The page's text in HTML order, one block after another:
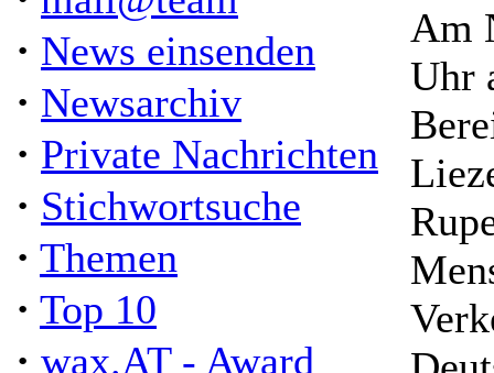
· News einsenden
· Newsarchiv
· Private Nachrichten
· Stichwortsuche
· Themen
· Top 10
· wax.AT - Award
Am
Uhr